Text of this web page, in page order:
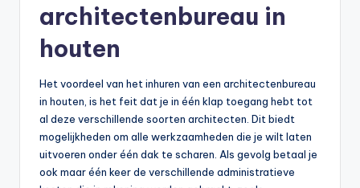
architectenbureau in
houten
Het voordeel van het inhuren van een architectenbureau
in houten, is het feit dat je in één klap toegang hebt tot
al deze verschillende soorten architecten. Dit biedt
mogelijkheden om alle werkzaamheden die je wilt laten
uitvoeren onder één dak te scharen. Als gevolg betaal je
ook maar één keer de verschillende administratieve